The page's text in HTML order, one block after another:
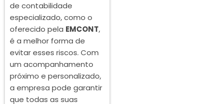
de contabilidade
especializado, como o
oferecido pela EMCONT,
é a melhor forma de
evitar esses riscos. Com
um acompanhamento
próximo e personalizado,
a empresa pode garantir
que todas as suas